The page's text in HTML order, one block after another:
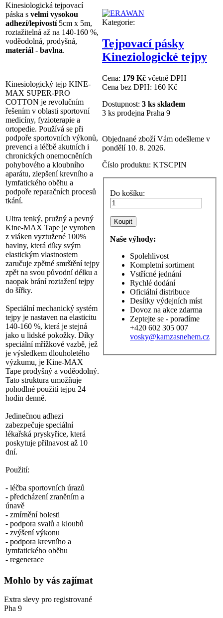
Kinesiologická tejpovací
páska s velmi vysokou
adhezí/lepivostí5cm x 5m,
roztažitelná až na 140-160 %,
voděodolná, prodyšná,
materiál - bavlna.
Kinesiologický tejp KINE-
MAX SUPER-PRO
COTTON je revolučním
řešením v oblasti sportovní
medicíny, fyzioterapie a
ortopedie. Používá se při
podpoře sportovních výkonů,
prevenci a léčbě akutních i
chronických onemocněních
pohybového a kloubního
aparátu, zlepšení krevního a
lymfatického oběhu a
podpoře reparačních procesů
tkání.
Ultra tenký, pružný a pevný
Kine-MAX Tape je vyroben
z vláken vyztužené 100%
bavlny, která díky svým
elastickým vlastnostem
zaručuje zpětné smrštění tejpy
zpět na svou původní délku a
naopak brání roztažení tejpy
do šířky.
Speciální mechanický systém
tejpy je nastaven na elasticitu
140-160 %, která je stejná
jako u lidské pokožky. Díky
speciální mřížkové vazbě, jež
je výsledkem dlouholetého
výzkumu, je Kine-MAX
Tape prodyšný a voděodolný.
Tato struktura umožňuje
pohodlné použití tejpu 24
hodin denně.
Jedinečnou adhezi
zabezpečuje speciální
lékařská pryskyřice, která
poskytuje přilnavost až 10
dní.
Použití:
- léčba sportovních úrazů
- předcházení zraněním a
únavě
- zmírnění bolesti
- podpora svalů a kloubů
- zvýšení výkonu
- podpora krevního a
lymfatického oběhu
- regenerace
Kategorie:
Tejpovací pásky
Kineziologické tejpy
Cena: 179 Kč včetně DPH
Cena bez DPH: 160 Kč
Dostupnost: 3 ks skladem
3 ks prodejna Praha 9
Objednané zboží Vám odešleme v
pondělí 10. 8. 2026.
Číslo produktu: KTSCPIN
Do košíku:
Naše výhody:
Spolehlivost
Kompletní sortiment
Vstřícné jednání
Rychlé dodání
Oficiální distribuce
Desítky výdejních míst
Dovoz na akce zdarma
Zeptejte se - poradíme
+420 602 305 007
vosky@kamzasnehem.cz
Mohlo by vás zajímat
Extra slevy pro registrované
Pha 9